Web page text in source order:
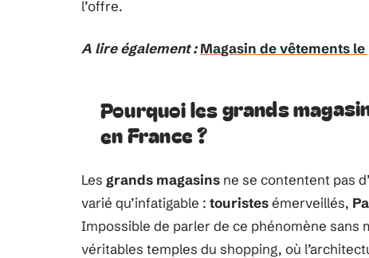
l’offre.
A lire également : Magasin de vêtements
Pourquoi les grands
en France ?
Les grands magasins ne se contentent pas
varié qu’infatigable : touristesémerveillés,
Impossible de parler de ce phénomène sans
véritables temples du shopping, où